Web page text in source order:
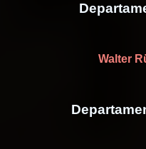
Walter